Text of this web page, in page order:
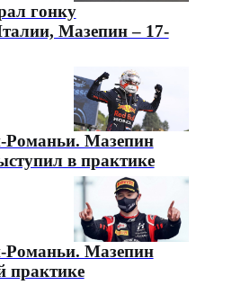
гонку
Мазепин – 17-
Мазепин
в практике
Мазепин
практике